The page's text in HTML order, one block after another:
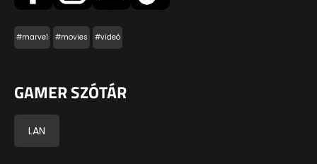
#marvel #movies #videó
GAMER SZÓTÁR
LAN